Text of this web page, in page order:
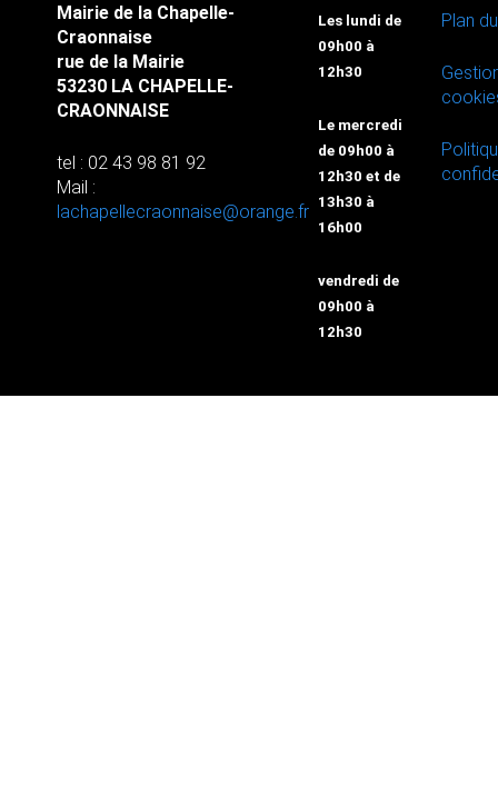
Mairie de la Chapelle-
Craonnaise
rue de la Mairie
53230 LA CHAPELLE-
CRAONNAISE
tel : 02 43 98 81 92
Mail :
lachapellecraonnaise@orange.fr
Les lundi de
09h00 à
12h30
Le mercredi
de 09h00 à
12h30 et de
13h30 à
16h00
vendredi de
09h00 à
12h30
Plan